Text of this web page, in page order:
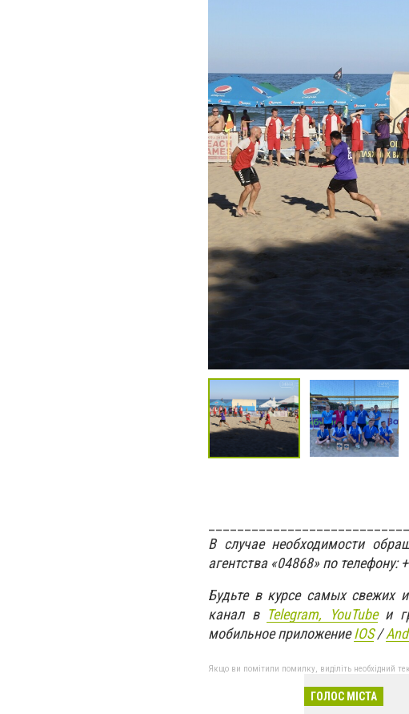
В случае необходимости
агентства «04868» по телефону:
Будьте в курсе самых свежих
канал в Telegram, YouTubeи
мобильное приложениеIOS/And
Якщо ви помітили помилку, виділіть необхідний
ГОЛОС МІСТА